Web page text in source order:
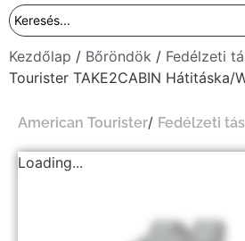
Kezdőlap / Bőröndök / Fedélzeti
Tourister TAKE2CABIN Hátitáska/
American Tourister/ Fedélzeti
Loading...